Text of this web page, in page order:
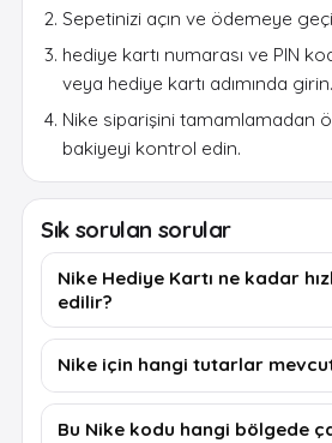
Sepetinizi açın ve ödemeye
hediye kartı numarası ve PIN
veya hediye kartı adımında girin.
Nike siparişini tamamlamadan
bakiyeyi kontrol edin.
Sık sorulan sorular
Nike Hediye Kartı ne kadar
edilir?
Nike için hangi tutarlar
Bu Nike kodu hangi bölgede